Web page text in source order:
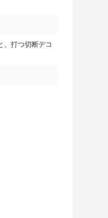
、打つ切断デコ